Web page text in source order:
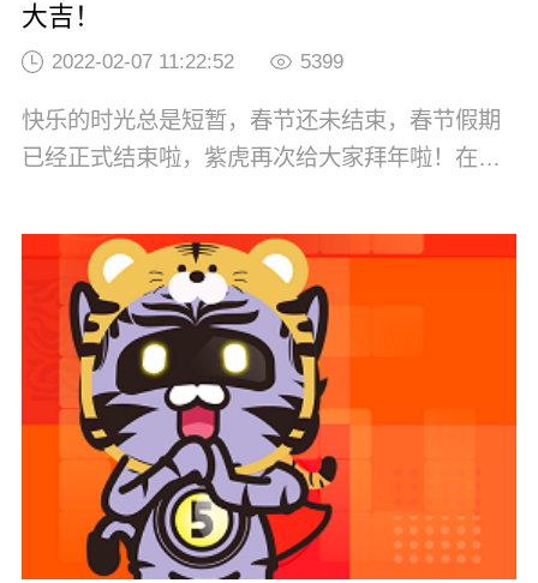
大吉！
2022-02-07 11:22:52 5399
快乐的时光总是短暂，春节还未结束，春节假期
已经正式结束啦，紫虎再次给大家拜年啦！在一
不了家人对家的热切期盼。抱着新的一年家人的
美好祝愿，再次奔赴我们实现梦想的战场。梦想
可以激活生命，拥抱梦想，拓展思维，在如歌的
是时代，如梦的岁月为实现梦想奋斗。在过去的
一年里...